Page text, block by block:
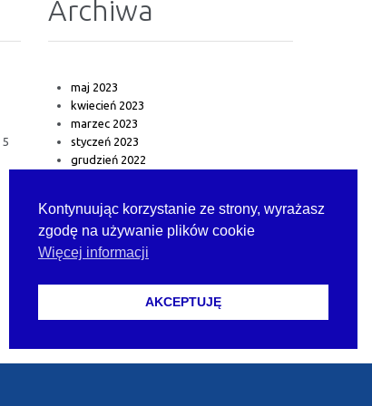
5
Archiwa
maj 2023
kwiecień 2023
marzec 2023
styczeń 2023
grudzień 2022
Kontynuując korzystanie ze strony, wyrażasz
zgodę na używanie plików cookie
Więcej informacji
AKCEPTUJĘ